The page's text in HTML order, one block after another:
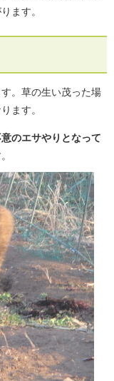
ます。
。草の生い茂った場
ます。
のエサやり となって